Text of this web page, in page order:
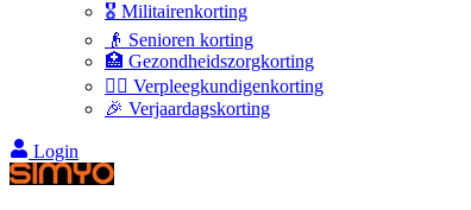
🎖️ Militairenkorting
👴 Senioren korting
🏥 Gezondheidszorgkorting
👩‍⚕️ Verpleegkundigenkorting
🎉 Verjaardagskorting
Login